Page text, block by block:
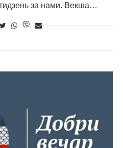
тидзень зa нами. Векша…